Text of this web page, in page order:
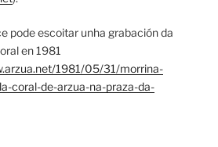
pode escoitar unha grabación da
en 1981
1981/05/31/morrina-
coral-de-arzua-na-praza-da-